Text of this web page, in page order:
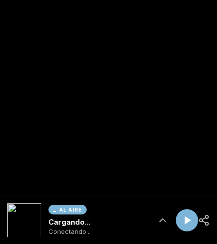
AL AIRE
Cargando...
Conectando...